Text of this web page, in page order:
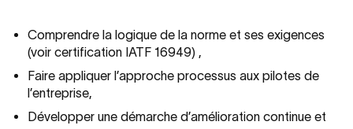
Comprendre la logique de la norme et ses exigences
(voir certification IATF 16949) ,
Faire appliquer l’approche processus aux pilotes de
l’entreprise,
Développer une démarche d’amélioration continue et